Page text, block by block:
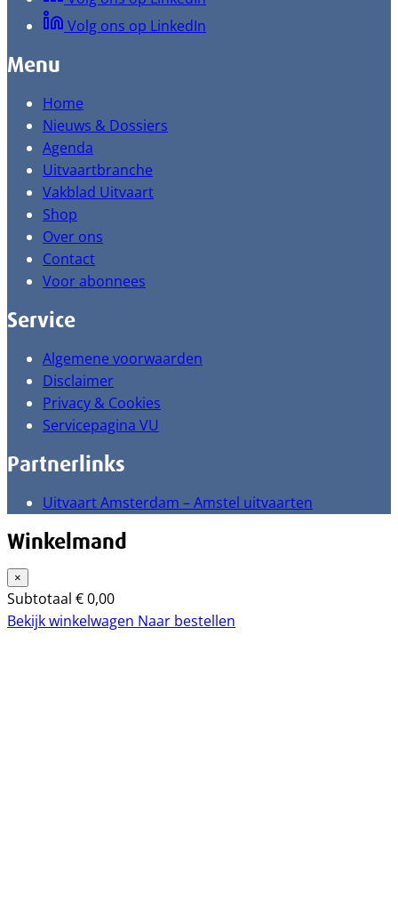
Volg ons op LinkedIn
Menu
Home
Nieuws & Dossiers
Agenda
Uitvaartbranche
Vakblad Uitvaart
Shop
Over ons
Contact
Voor abonnees
Service
Algemene voorwaarden
Disclaimer
Privacy & Cookies
Servicepagina VU
Partnerlinks
Uitvaart Amsterdam – Amstel uitvaarten
Winkelmand
×
Subtotaal €0,00
Bekijk winkelwagen Naar bestellen